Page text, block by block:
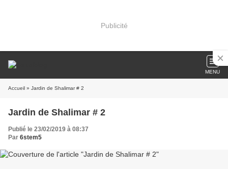
Publicité
MENU
Accueil » Jardin de Shalimar # 2
Jardin de Shalimar # 2
Publié le 23/02/2019 à 08:37
Par 6stem5